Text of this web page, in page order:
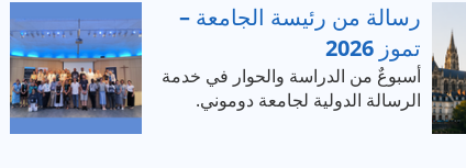
رسالة من رئيسة الجامعة –
تموز 2026
أسبوعٌ من الدراسة والحوار في خدمة
الرسالة الدولية لجامعة دوموني.